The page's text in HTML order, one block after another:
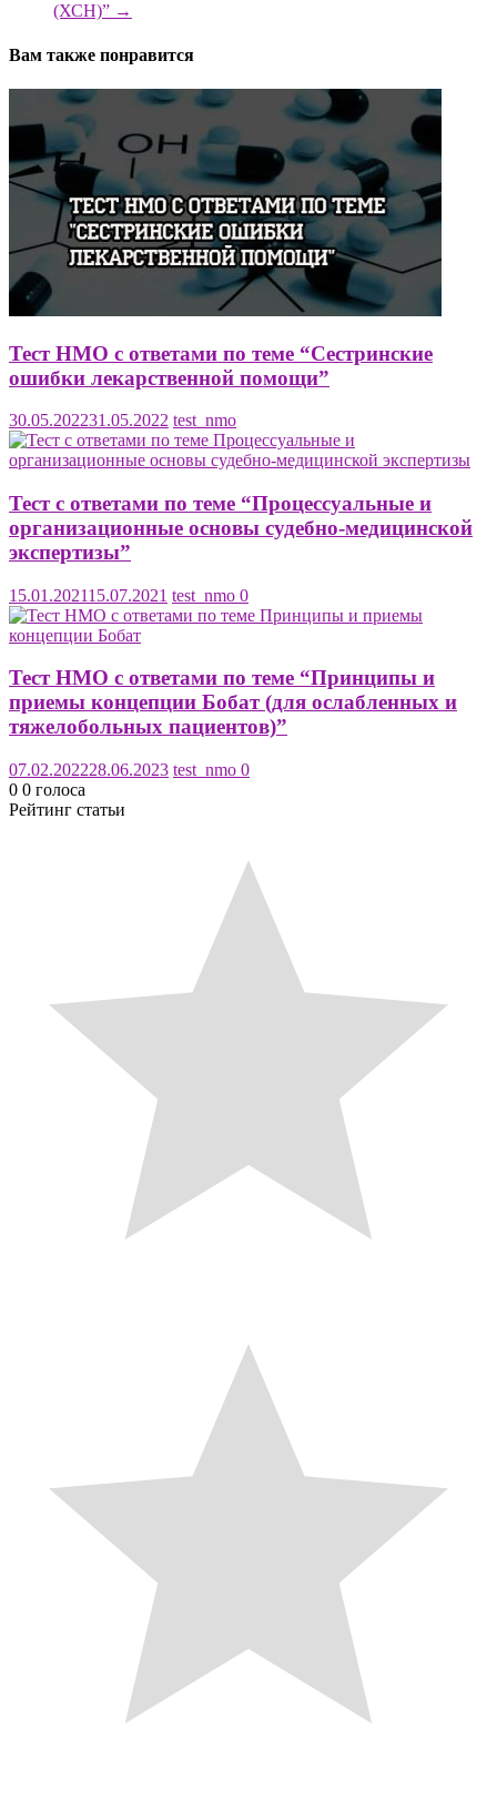
(ХСН)” →
Вам также понравится
Тест НМО с ответами по теме “Сестринские
ошибки лекарственной помощи”
30.05.202231.05.2022 test_nmo
Тест с ответами по теме “Процессуальные и
организационные основы судебно-медицинской
экспертизы”
15.01.202115.07.2021 test_nmo 0
Тест НМО с ответами по теме “Принципы и
приемы концепции Бобат (для ослабленных и
тяжелобольных пациентов)”
07.02.202228.06.2023 test_nmo 0
0 0 голоса
Рейтинг статьи